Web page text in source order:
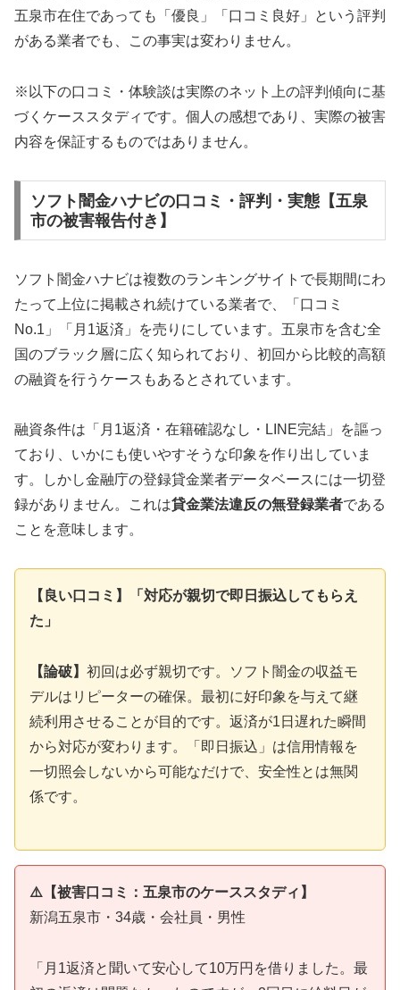
五泉市在住であっても「優良」「口コミ良好」という評判
がある業者でも、この事実は変わりません。
※以下の口コミ・体験談は実際のネット上の評判傾向に基
づくケーススタディです。個人の感想であり、実際の被害
内容を保証するものではありません。
ソフト闇金ハナビの口コミ・評判・実態【五泉
市の被害報告付き】
ソフト闇金ハナビは複数のランキングサイトで長期間にわ
たって上位に掲載され続けている業者で、「口コミ
No.1」「月1返済」を売りにしています。五泉市を含む全
国のブラック層に広く知られており、初回から比較的高額
の融資を行うケースもあるとされています。
融資条件は「月1返済・在籍確認なし・LINE完結」を謳っ
ており、いかにも使いやすそうな印象を作り出していま
す。しかし金融庁の登録貸金業者データベースには一切登
録がありません。これは貸金業法違反の無登録業者である
ことを意味します。
【良い口コミ】「対応が親切で即日振込してもらえ
た」
【論破】 初回は必ず親切です。ソフト闇金の収益モ
デルはリピーターの確保。最初に好印象を与えて継
続利用させることが目的です。返済が1日遅れた瞬間
から対応が変わります。「即日振込」は信用情報を
一切照会しないから可能なだけで、安全性とは無関
係です。
⚠️【被害口コミ：五泉市のケーススタディ】
新潟五泉市・34歳・会社員・男性
「月1返済と聞いて安心して10万円を借りました。最